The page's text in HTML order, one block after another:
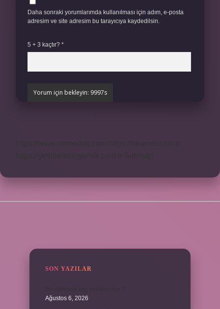
Daha sonraki yorumlarımda kullanılması için adım, e-posta
adresim ve site adresim bu tarayıcıya kaydedilsin.
5 + 3 kaçtır? *
SON YAZILAR
Ağustos 6, 2026